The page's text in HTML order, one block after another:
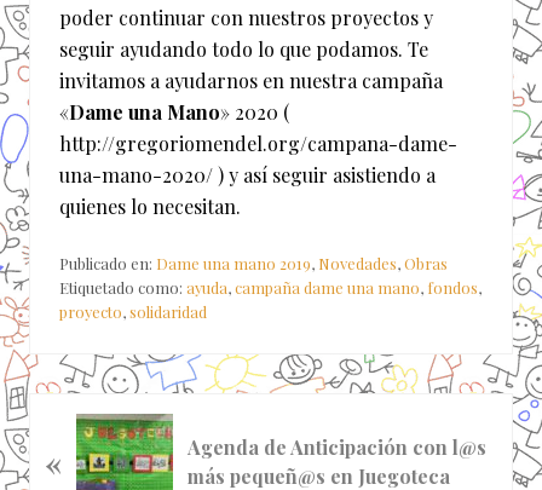
poder continuar con nuestros proyectos y
seguir ayudando todo lo que podamos. Te
invitamos a ayudarnos en nuestra campaña
«Dame una Mano» 2020 (
http://gregoriomendel.org/campana-dame-
una-mano-2020/ ) y así seguir asistiendo a
quienes lo necesitan.
Publicado en: Dame una mano 2019, Novedades,Obras
Etiquetado como: ayuda,campaña dame una mano, fondos,
proyecto,solidaridad
n
«
Agenda de Anticipación con l@s
más pequeñ@s en Juegoteca